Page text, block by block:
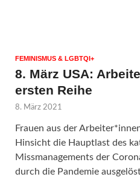
FEMINISMUS & LGBTQI+
8. März USA:
ersten Reihe
8. März 2021
Frauen aus der
Hinsicht die Hauptlast des
Missmanagements der
durch die Pandemie